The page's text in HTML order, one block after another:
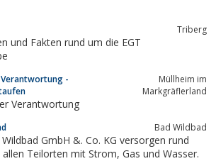
Triberg
-
Müllheim im
Markgräflerland
Verantwortung
Bad Wildbad
GmbH &. Co. KG versorgen rund
10.000 Einwohner in allen Teilorten mit Strom, Gas und Wasser.